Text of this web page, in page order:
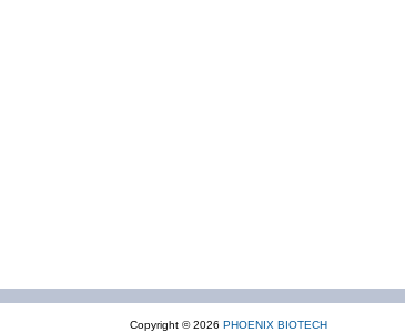
Copyright © 2026 PHOENIX BIOTECH